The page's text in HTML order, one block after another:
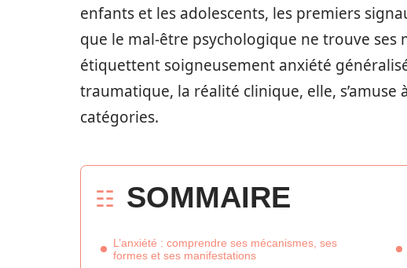
enfants et les adolescents, les premiers
que le mal-être psychologique ne trouve ses
étiquettent soigneusement anxiété
traumatique, la réalité clinique, elle,
catégories.
SOMMAIRE
L’anxiété : comprendre ses mécanismes, ses
formes et ses manifestations